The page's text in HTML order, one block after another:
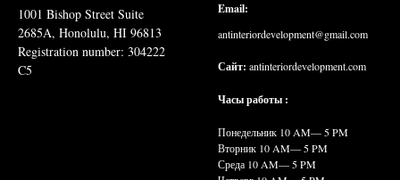
1001 Bishop Street Suite
2685A, Honolulu, HI 96813
Registration number: 304222
C5
Email:
antinteriordevelopment@gmail.com
Сайт: antinteriordevelopment.com
Часы работы :
Понедельник 10 AM— 5 PM
Вторник 10 AM— 5 PM
Среда 10 AM— 5 PM